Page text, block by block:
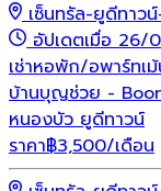
เซ็นทรัล-ยูดีทาว
อัปเดตเมื่อ 26/
เช่าหอพัก/อพาร์ทเ
บ้านบุญช่วย -
หนองบัว ยูดีทาวน์
ราคา฿3,500/เดือน